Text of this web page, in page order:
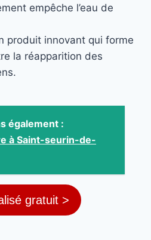
empêche l’eau de
produit innovant qui forme
la réapparition des
également :
à Saint-seurin-de-
gratuit >